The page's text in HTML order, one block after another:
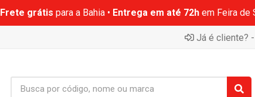
Frete grátis para a Bahia • Entrega em até 72hem Feira de
Já é cliente?